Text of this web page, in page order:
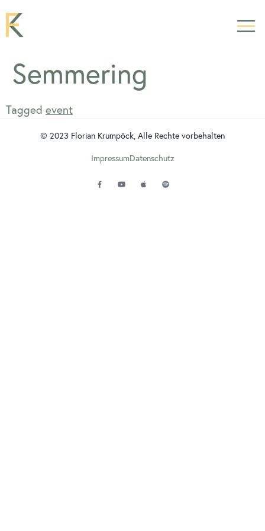
Semmering
Tagged event
© 2023 Florian Krumpöck, Alle Rechte vorbehalten
ImpressumDatenschutz